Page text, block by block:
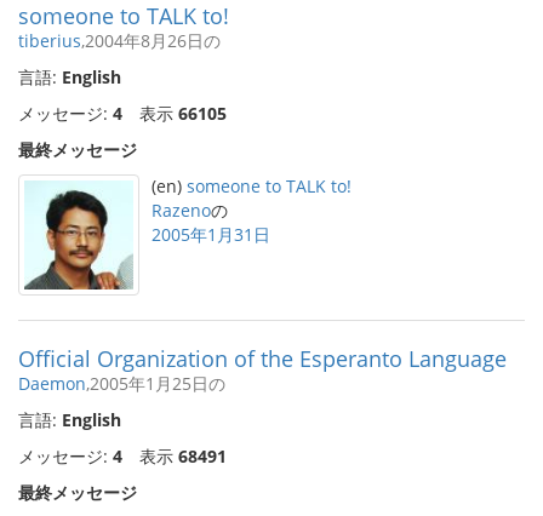
someone to TALK to!
tiberius,2004年8月26日の
言語: English
メッセージ: 4 表示 66105
最終メッセージ
(en) someone to TALK to!
Razenoの
2005年1月31日
Official Organization of the Esperanto Language
Daemon,2005年1月25日の
言語: English
メッセージ: 4 表示 68491
最終メッセージ